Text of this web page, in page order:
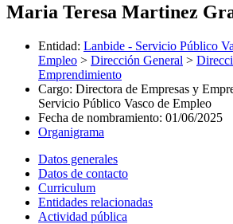
Maria Teresa Martinez
Entidad: Lanbide - Servicio Público
Empleo > Dirección General >
Emprendimiento
Cargo: Directora de Empresas y
Servicio Público Vasco de Empleo
Fecha de nombramiento: 01/06/2025
Organigrama
Datos generales
Datos de contacto
Curriculum
Entidades relacionadas
Actividad pública